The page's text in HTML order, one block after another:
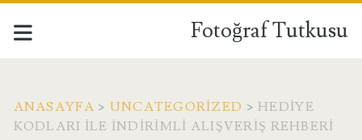
Fotoğraf Tutkusu
ANASAYFA > UNCATEGORIZED > HEDIYE
KODLARI İLE İNDIRIMLI ALIŞVERIŞ REHBERI